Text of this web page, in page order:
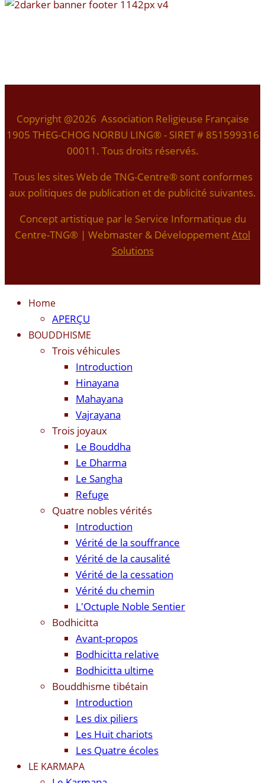
Copyright @2026 Association Religieuse Française
1905 THEG-CHOG NORBU LING® - SIRET # 851599316
00011. Tous droits réservés.
Tous les sites Web de TNG-Centre® sont conformes
aux politiques de publication et de publicité suivantes.
Concept artistique par le Service Informatique du
Centre-TNG® | Webmaster & DéveloppementAtol
Solutions
Home
APERÇU
BOUDDHISME
Trois véhicules
Introduction
Hinayana
Mahayana
Vajrayana
Trois joyaux
Le Bouddha
Le Dharma
Le Sangha
Refuge
Quatre nobles vérités
Introduction
Vérité de la souffrance
Vérité de la causalité
Vérité de la cessation
Vérité du chemin
L'Octuple Noble Sentier
Bodhicitta
Avant-propos
Bodhicitta relative
Bodhicitta ultime
Bouddhisme tibétain
Introduction
Les dix piliers
Les Huit chariots
Les Quatre écoles
LE KARMAPA